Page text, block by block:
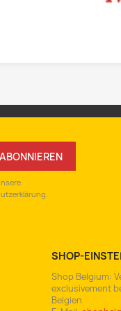
SHOP-
Shop Belgium:
exclusivement
Belgien